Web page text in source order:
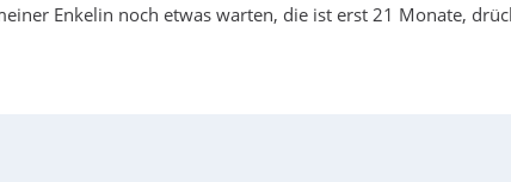
Enkelin noch etwas warten, die ist erst 21 Monate,